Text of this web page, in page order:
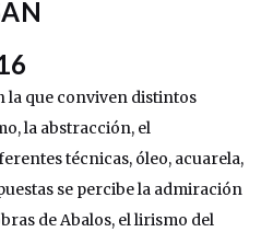
la que conviven distintos
la abstracción, el
técnicas, óleo, acuarela,
se percibe la admiración
de Abalos, el lirismo del